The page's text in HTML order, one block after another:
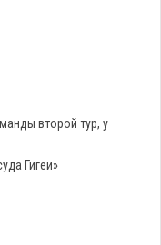
второй тур, у
Гигеи»